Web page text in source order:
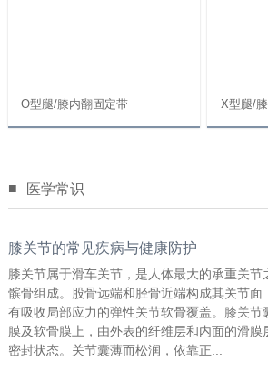
O型腿/膝内翻固定带 X型腿/
■ 医学常识
膝关节的常见疾病与健康防护
膝关节属于滑车关节，是人体最大的承重关节
髌骨组成。股骨远端和胫骨近端构成其关节面
有吸收局部应力的弹性关节软骨覆盖。膝关节
膜及软骨膜上，由外表的纤维层和内面的滑膜
密封状态。关节囊薄而松润，依靠正...